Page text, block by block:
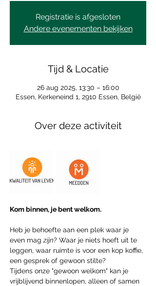
Registratie is afgesloten
Andere evenementen bekijken
Tijd & Locatie
26 aug 2025, 13:30 – 16:00
Essen, Kerkeneind 1, 2910 Essen, België
Over deze activiteit
Kom binnen, je bent welkom.
Heb je behoefte aan een plek waar je
even mag zijn? Waar je niets hoeft uit te
leggen, waar ruimte is voor een kop koffie,
een gesprek of gewoon stilte?
Tijdens onze "gewoon welkom" kan je
vrijblijvend binnenlopen, alleen of samen